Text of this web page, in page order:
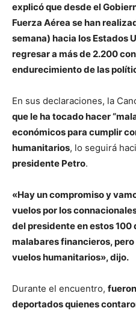
explicó que desde el
Fuerza Aérea se han
semana) hacia los Estados
regresar a más de 2.200
endurecimiento de las
En sus declaraciones, la
que le ha tocado hacer
económicos para cumplir
humanitarios, lo seguirá
presidente Petro.
«Hay un compromiso y
vuelos por los
del presidente en estos 100
malabares financieros,
vuelos humanitarios», dijo.
Durante el encuentro,
deportados quienes